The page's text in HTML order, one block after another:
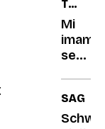
tudi
v
za
TRETJA
PLAT
Mi
imamo
se
SAGA